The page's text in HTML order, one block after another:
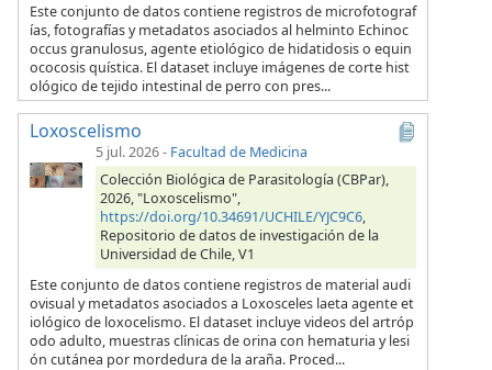
Este conjunto de datos contiene registros de microfotograf
ías, fotografías y metadatos asociados al helminto Echinoc
occus granulosus, agente etiológico de hidatidosis o equin
ococosis quística. El dataset incluye imágenes de corte hist
ológico de tejido intestinal de perro con pres...
Loxoscelismo
5 jul. 2026- Facultad de Medicina
Colección Biológica de Parasitología (CBPar),
2026, "Loxoscelismo",
https://doi.org/10.34691/UCHILE/YJC9C6,
Repositorio de datos de investigación de la
Universidad de Chile, V1
Este conjunto de datos contiene registros de material audi
ovisual y metadatos asociados a Loxosceles laeta agente et
iológico de loxocelismo. El dataset incluye videos del artróp
odo adulto, muestras clínicas de orina con hematuria y lesi
ón cutánea por mordedura de la araña. Proced...